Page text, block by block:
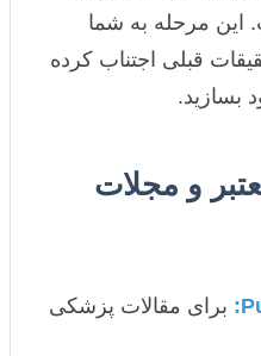
مرحله به شما
قبلی اجتناب کرده
بسازید.
و مجلات
برای مقالات پزشکی